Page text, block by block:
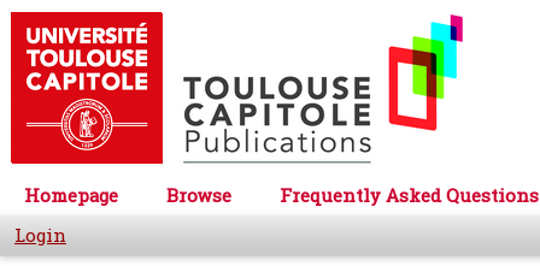
Homepage Browse
Frequently Asked Questions
Login